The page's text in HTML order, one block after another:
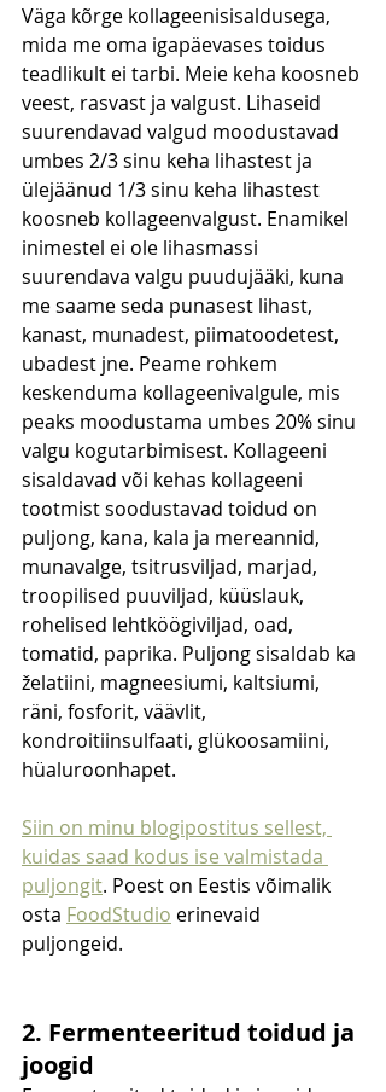
Väga kõrge kollageenisisaldusega,
mida me oma igapäevases toidus
teadlikult ei tarbi. Meie keha koosneb
veest, rasvast ja valgust. Lihaseid
suurendavad valgud moodustavad
umbes 2/3 sinu keha lihastest ja
ülejäänud 1/3 sinu keha lihastest
koosneb kollageenvalgust. Enamikel
inimestel ei ole lihasmassi
suurendava valgu puudujääki, kuna
me saame seda punasest lihast,
kanast, munadest, piimatoodetest,
ubadest jne. Peame rohkem
keskenduma kollageenivalgule, mis
peaks moodustama umbes 20% sinu
valgu kogutarbimisest. Kollageeni
sisaldavad või kehas kollageeni
tootmist soodustavad toidud on
puljong, kana, kala ja mereannid,
munavalge, tsitrusviljad, marjad,
troopilised puuviljad, küüslauk,
rohelised lehtköögiviljad, oad,
tomatid, paprika. Puljong sisaldab ka
želatiini, magneesiumi, kaltsiumi,
räni, fosforit, väävlit,
kondroitiinsulfaati, glükoosamiini,
hüaluroonhapet.
Siin on minu blogipostitus sellest,
kuidas saad kodus ise valmistada
puljongit. Poest on Eestis võimalik
osta FoodStudio erinevaid
puljongeid.
2. Fermenteeritud toidud ja
joogid